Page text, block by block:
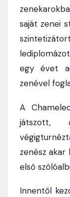
saját zenei
egy évet
zenével
A
játszott,
zenész akar
első
Innentől